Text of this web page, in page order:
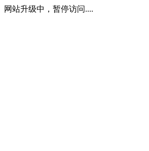
网站升级中，暂停访问....